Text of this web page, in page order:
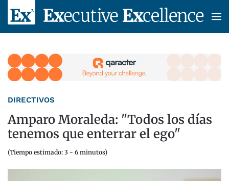
Skip to main content
DIRECTIVOS
Amparo Moraleda: "Todos los días
tenemos que enterrar el ego"
(Tiempo estimado: 3 - 6 minutos)